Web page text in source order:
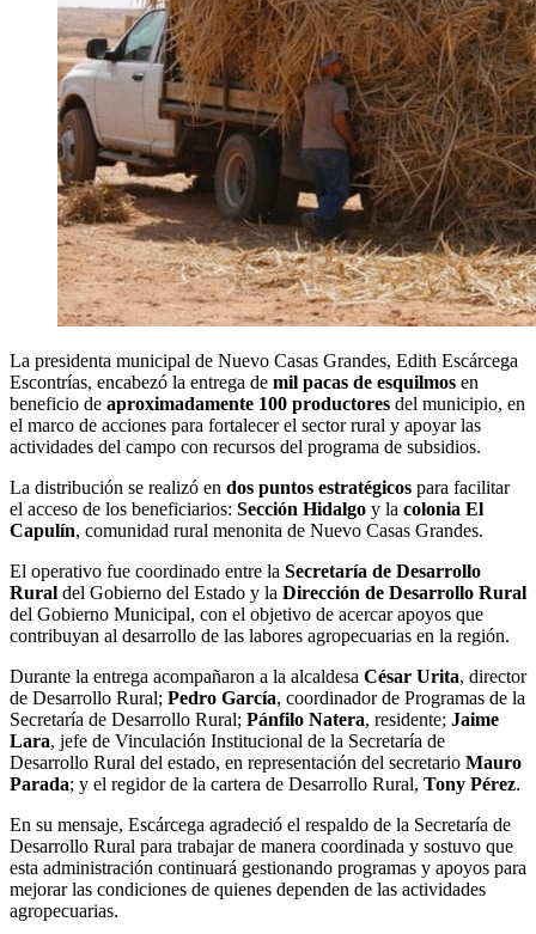
La presidenta municipal de Nuevo Casas Grandes, Edith Escárcega
Escontrías, encabezó la entrega de mil pacas de esquilmos en
beneficio de aproximadamente 100 productores del municipio, en
el marco de acciones para fortalecer el sector rural y apoyar las
actividades del campo con recursos del programa de subsidios.
La distribución se realizó en dos puntos estratégicos para facilitar
el acceso de los beneficiarios: Sección Hidalgo y la colonia El
Capulín, comunidad rural menonita de Nuevo Casas Grandes.
El operativo fue coordinado entre la Secretaría de Desarrollo
Rural del Gobierno del Estado y la Dirección de Desarrollo Rural
del Gobierno Municipal, con el objetivo de acercar apoyos que
contribuyan al desarrollo de las labores agropecuarias en la región.
Durante la entrega acompañaron a la alcaldesa César Urita, director
de Desarrollo Rural; Pedro García, coordinador de Programas de la
Secretaría de Desarrollo Rural; Pánfilo Natera, residente; Jaime
Lara, jefe de Vinculación Institucional de la Secretaría de
Desarrollo Rural del estado, en representación del secretario Mauro
Parada; y el regidor de la cartera de Desarrollo Rural, Tony Pérez.
En su mensaje, Escárcega agradeció el respaldo de la Secretaría de
Desarrollo Rural para trabajar de manera coordinada y sostuvo que
esta administración continuará gestionando programas y apoyos para
mejorar las condiciones de quienes dependen de las actividades
agropecuarias.